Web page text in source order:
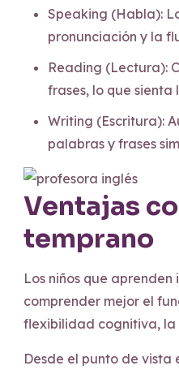
Speaking (Habla):
pronunciación y la
Reading (Lectura):
frases, lo que
Writing (Escritura):
palabras y frases
Ventajas
temprano
Los niños que
comprender mejor el
flexibilidad cognitiva, la
Desde el punto de